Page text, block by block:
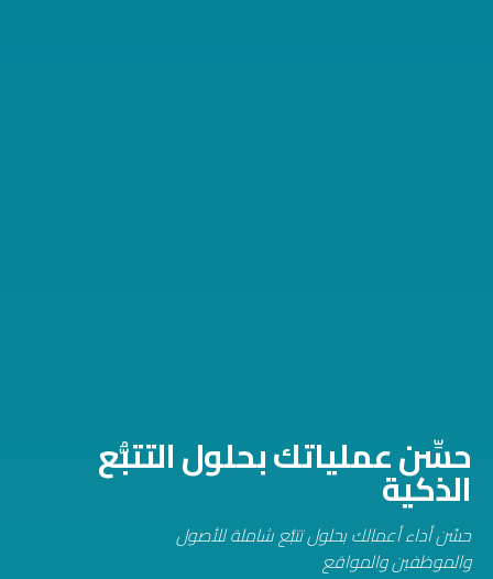
حسِّن عملياتك بحلول التتبُّع
الذكية
حسِّن أداء أعمالك بحلول تتبُّع شاملة للأصول
والموظفين والمواقع